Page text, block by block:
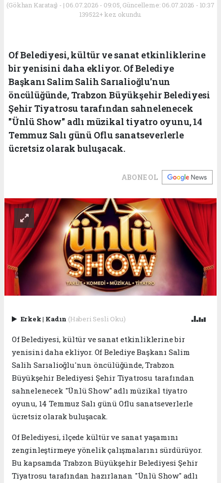
(Gökhan Karataş) - | 06.07.2026 - 09:05, Güncelleme: 06.07.2026 - 10:37
139522+ kez okundu.
Of Belediyesi, kültür ve sanat etkinliklerine
bir yenisini daha ekliyor. Of Belediye
Başkanı Salim Salih Sarıalioğlu'nun
öncülüğünde, Trabzon Büyükşehir Belediyesi
Şehir Tiyatrosu tarafından sahnelenecek
"Ünlü Show" adlı müzikal tiyatro oyunu, 14
Temmuz Salı günü Oflu sanatseverlerle
ücretsiz olarak buluşacak.
ABONE OL
Erkek| Kadın (Haberi Sesli Oku)
Of Belediyesi, kültür ve sanat etkinliklerine bir
yenisini daha ekliyor. Of Belediye Başkanı Salim
Salih Sarıalioğlu'nun öncülüğünde, Trabzon
Büyükşehir Belediyesi Şehir Tiyatrosu tarafından
sahnelenecek "Ünlü Show" adlı müzikal tiyatro
oyunu, 14 Temmuz Salı günü Oflu sanatseverlerle
ücretsiz olarak buluşacak.
Of Belediyesi, ilçede kültür ve sanat yaşamını
zenginleştirmeye yönelik çalışmalarını sürdürüyor.
Bu kapsamda Trabzon Büyükşehir Belediyesi Şehir
Tiyatrosu tarafından hazırlanan "Ünlü Show" adlı